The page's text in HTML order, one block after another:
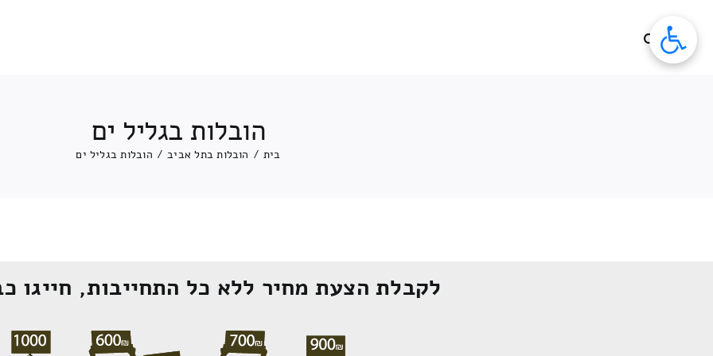
הובלות בגליל ים
בית / הובלות בתל אביב / הובלות בגליל ים
לקבלת הצעת מחיר ללא כל התחייבות, חייגו